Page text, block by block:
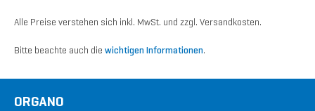
Alle Preise verstehen sich inkl. MwSt. und zzgl. Versandkosten.
Bitte beachte auch die wichtigen Informationen.
ORGANO